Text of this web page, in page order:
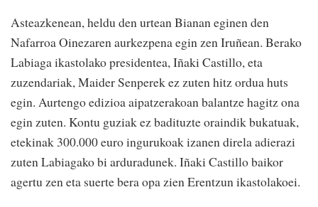
Asteazkenean, heldu den urtean Bianan eginen den
Nafarroa Oinezaren aurkezpena egin zen Iruñean. Berako
Labiaga ikastolako presidentea, Iñaki Castillo, eta
zuzendariak, Maider Senperek ez zuten hitz ordua huts
egin. Aurtengo edizioa aipatzerakoan balantze hagitz ona
egin zuten. Kontu guziak ez badituzte oraindik bukatuak,
etekinak 300.000 euro ingurukoak izanen direla adierazi
zuten Labiagako bi arduradunek. Iñaki Castillo baikor
agertu zen eta suerte bera opa zien Erentzun ikastolakoei.